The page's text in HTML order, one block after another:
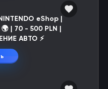
eShop |
| 70 - 500 PLN |
АВТО ⚡